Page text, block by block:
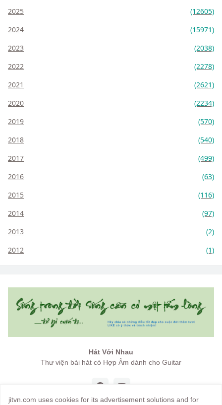
2025
(12605)
2024
(15971)
2023
(2038)
2022
(2278)
2021
(2621)
2020
(2234)
2019
(570)
2018
(540)
2017
(499)
2016
(63)
2015
(116)
2014
(97)
2013
(2)
2012
(1)
Hát Với Nhau
Thư viện bài hát có Hợp Âm dành cho Guitar
jitvn.com uses cookies for its advertisement solutions and for